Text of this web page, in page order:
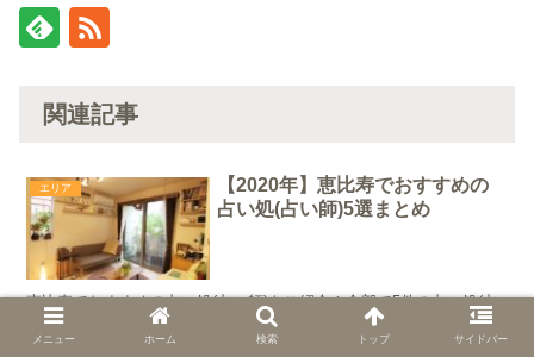
関連記事
エリア
【2020年】恵比寿でおすすめの
占い処(占い師)5選まとめ
恵比寿でおすすめの占い処(占い師)をご紹介！全部で5件の占い処(占
い師)情報をまとめました。恵比寿周辺のエリア情報について恵比寿
でおすすめの占い処(占い師)情報をご紹介する前に、恵比寿周辺の環
メニュー ホーム 検索 トップ サイドバー